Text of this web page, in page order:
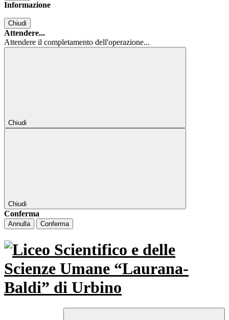
Informazione
Chiudi
Attendere...
Attendere il completamento dell'operazione...
Chiudi
Chiudi
Conferma
Annulla Conferma